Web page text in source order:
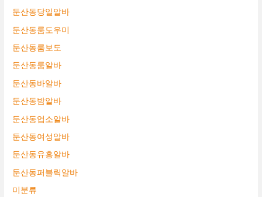
둔산동당일알바
둔산동룸도우미
둔산동룸보도
둔산동룸알바
둔산동바알바
둔산동밤알바
둔산동업소알바
둔산동여성알바
둔산동유흥알바
둔산동퍼블릭알바
미분류